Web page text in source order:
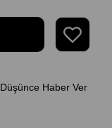
Haber Ver